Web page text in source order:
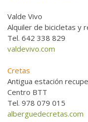
Valde Vivo
Alquiler de bicicletas y
Tel. 642 338 829
valdevivo.com
Cretas
Antigua estación
Centro BTT
Tel. 978 079 015
alberguedecretas.com